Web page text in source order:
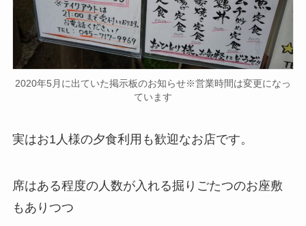
2020年5月に出ていた掲示板のお知らせ※営業時間は変更になっ
ています
実はお1人様の夕食利用も歓迎なお店です。
席はある程度の人数が入れる掘りごたつのお座敷
もありつつ